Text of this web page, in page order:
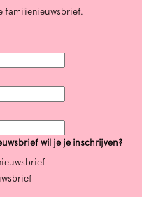
familienieuwsbrief.
wil je je inschrijven?